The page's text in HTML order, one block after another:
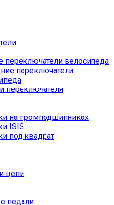
переключатели велосипеда
переключатели
переключателя
на промподшипниках
ISIS
под квадрат
цепи
педали